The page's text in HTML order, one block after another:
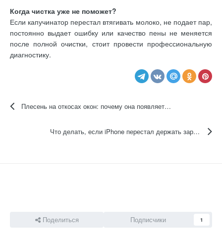
Когда чистка уже не поможет?
Если капучинатор перестал втягивать молоко, не подает пар,
постоянно выдает ошибку или качество пены не меняется
после полной очистки, стоит провести профессиональную
диагностику.
Плесень на откосах окон: почему она появляется даже после ремонта и как избавиться от нее правильно
Что делать, если iPhone перестал держать заряд?
Поделиться Подписчики 1